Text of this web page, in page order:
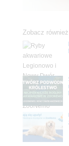
Zobacz również